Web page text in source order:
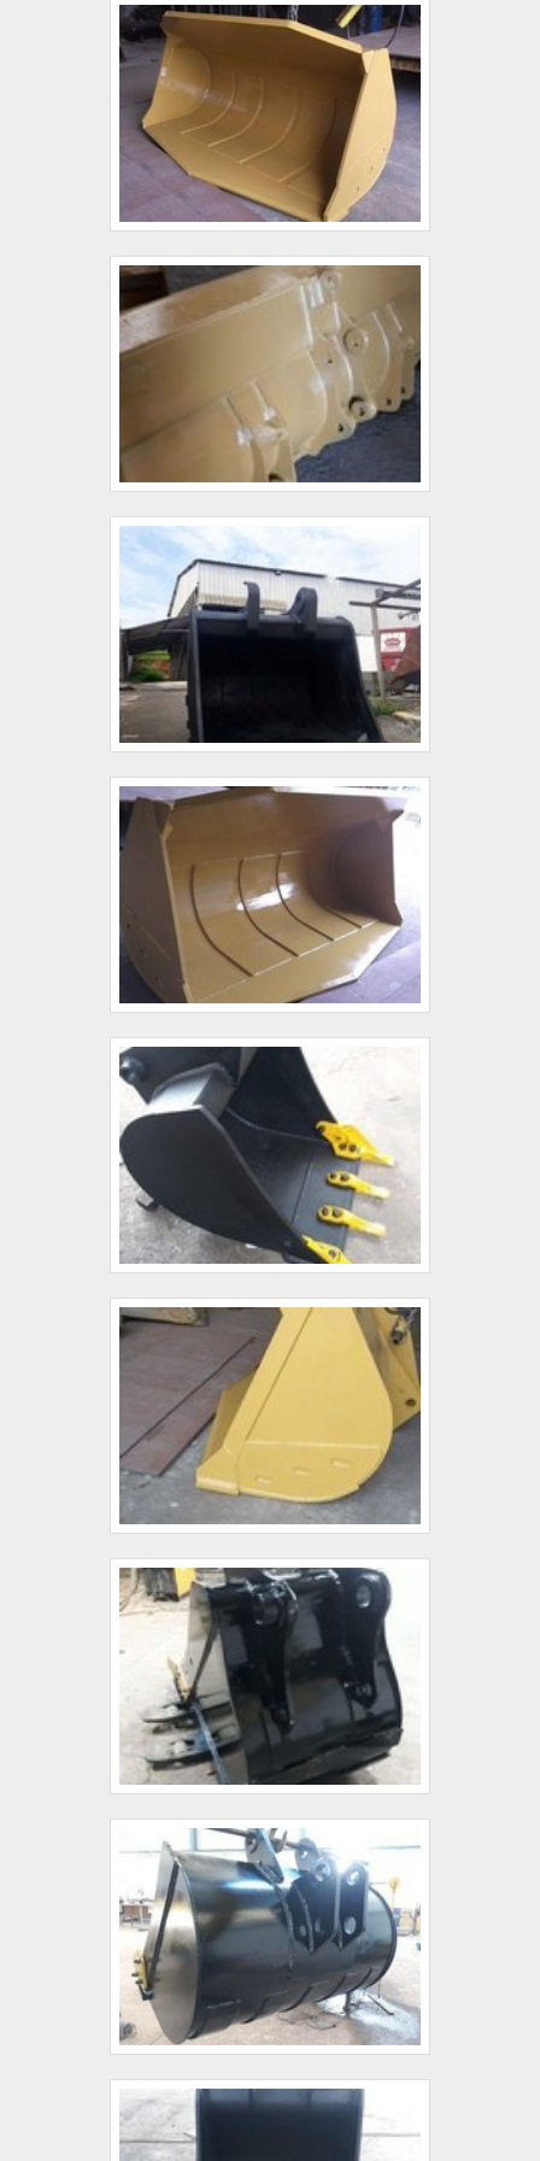
de entrega com excelência para toda a carteira de
clientes.Aproveite a visita para acessar o site e
saber mais sobre a empresa, os serviços e os
produtos. Se preferir, entre em contato com um
dos nossos consultores e solicite um orçamento!.
ficam de fora no planejamento de empresas que
visam apenas o lucro, deixando a desejar nos
outros fatores.Existem muitas formas diferentes
de demonstrar conhecimento e autoridade em
sua área de atuação. Os motivos pelos quais a
Buckets King é a melhor opção sempre que
buscar por concha trator: Colaboradores
proativos; Profissionais com vasta experiência na
área; Trabalhadores de alta qualidade; Escritório
de alta qualidade onde são realizadas as
atividades; Tecnologia de ponta; Equipamentos
de última geração. REFERÊNCIA DE QUALIDADE
NO SEGMENTOSomente na Buckets King é
possível encontrar o que há de melhor em concha
de trator. É possível encontrar uma grande
variedade no portfólio como concha de trator e
garfo e lâmina de empilhadeira.Isso se deve ao
fato de a empresa ser comprometida com os
investiu em uma estrutura que hoje conta com
escritório de alta qualidade onde são realizadas
as atividades e tecnologia de ponta. Esses
fatores, somados a um time com colaboradores
proativos e especialistas dedicados, comprovam
sua essência de trazer o melhor para todos os